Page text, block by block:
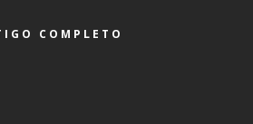
COMPLETO